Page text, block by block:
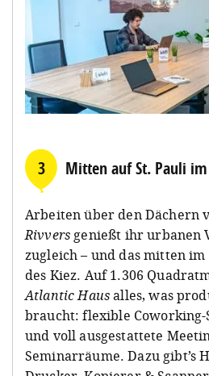
3 Mitten auf St. Pauli
Arbeiten über den Dächern
Rivvers genießt ihr urbanen
zugleich – und das mitten
des Kiez. Auf 1.306
Atlantic Hausalles, was
braucht: flexible Coworking-
und voll ausgestattete
Seminarräume. Dazu gibt’s